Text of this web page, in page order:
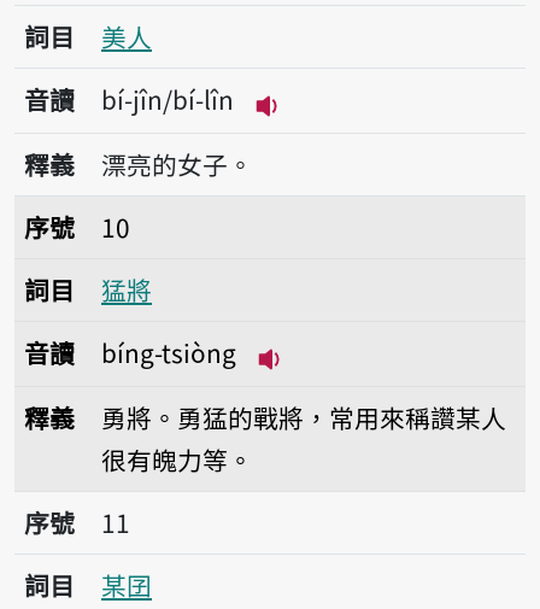
詞目
美人
音讀
bí-jîn/bí-lîn
播放音讀bí-jîn/bí-lîn
釋義
漂亮的女子。
序號10猛將
序號
10
詞目
猛將
音讀
bíng-tsiòng
釋義
勇將。勇猛的戰將，常用來稱讚某人
很有魄力等。
序號11某囝
序號
11
詞目
某囝